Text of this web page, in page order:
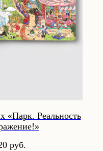
«Парк. Реальность
руб.